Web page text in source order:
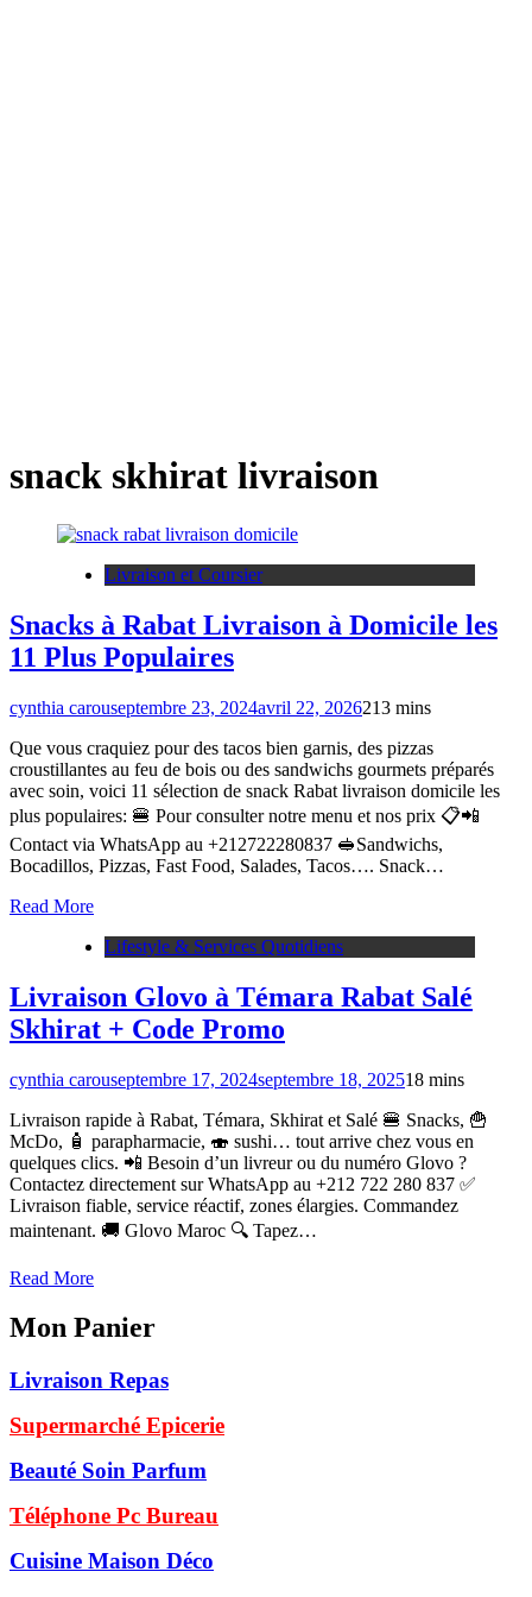
snack skhirat livraison
Livraison et Coursier
Snacks à Rabat Livraison à Domicile les
11 Plus Populaires
cynthia carouseptembre 23, 2024avril 22, 2026213 mins
Que vous craquiez pour des tacos bien garnis, des pizzas
croustillantes au feu de bois ou des sandwichs gourmets préparés
avec soin, voici 11 sélection de snack Rabat livraison domicile les
plus populaires: 🍔 Pour consulter notre menu et nos prix 📋📲
Contact via WhatsApp au +212722280837 🥪Sandwichs,
Bocadillos, Pizzas, Fast Food, Salades, Tacos…. Snack…
Read More
Lifestyle & Services Quotidiens
Livraison Glovo à Témara Rabat Salé
Skhirat + Code Promo
cynthia carouseptembre 17, 2024septembre 18, 202518 mins
Livraison rapide à Rabat, Témara, Skhirat et Salé 🍔 Snacks, 🍟
McDo, 🧴 parapharmacie, 🍣 sushi… tout arrive chez vous en
quelques clics. 📲 Besoin d’un livreur ou du numéro Glovo ?
Contactez directement sur WhatsApp au +212 722 280 837 ✅
Livraison fiable, service réactif, zones élargies. Commandez
maintenant. 🚚 Glovo Maroc 🔍 Tapez…
Read More
Mon Panier
Livraison Repas
Supermarché Epicerie
Beauté Soin Parfum
Téléphone Pc Bureau
Cuisine Maison Déco